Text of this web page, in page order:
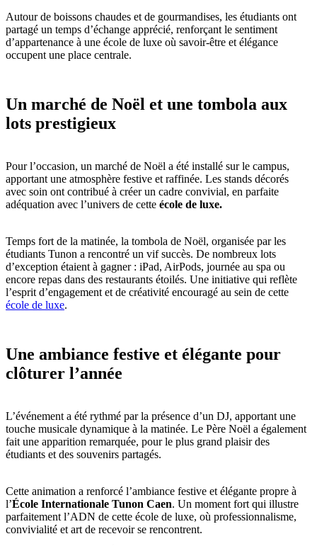
Autour de boissons chaudes et de gourmandises, les étudiants ont
partagé un temps d’échange apprécié, renforçant le sentiment
d’appartenance à une école de luxe où savoir-être et élégance
occupent une place centrale.
Un marché de Noël et une tombola aux
lots prestigieux
Pour l’occasion, un marché de Noël a été installé sur le campus,
apportant une atmosphère festive et raffinée. Les stands décorés
avec soin ont contribué à créer un cadre convivial, en parfaite
adéquation avec l’univers de cette école de luxe.
Temps fort de la matinée, la tombola de Noël, organisée par les
étudiants Tunon a rencontré un vif succès. De nombreux lots
d’exception étaient à gagner : iPad, AirPods, journée au spa ou
encore repas dans des restaurants étoilés. Une initiative qui reflète
l’esprit d’engagement et de créativité encouragé au sein de cette
école de luxe.
Une ambiance festive et élégante pour
clôturer l’année
L’événement a été rythmé par la présence d’un DJ, apportant une
touche musicale dynamique à la matinée. Le Père Noël a également
fait une apparition remarquée, pour le plus grand plaisir des
étudiants et des souvenirs partagés.
Cette animation a renforcé l’ambiance festive et élégante propre à
l’École Internationale Tunon Caen. Un moment fort qui illustre
parfaitement l’ADN de cette école de luxe, où professionnalisme,
convivialité et art de recevoir se rencontrent.